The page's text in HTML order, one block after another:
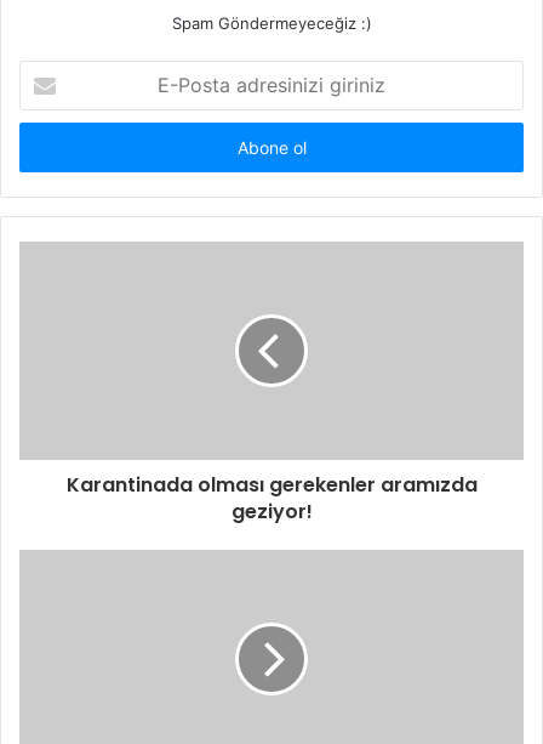
Spam Göndermeyeceğiz :)
Posta
adresinizi
Karantinada olması gerekenler aramızda
geziyor!